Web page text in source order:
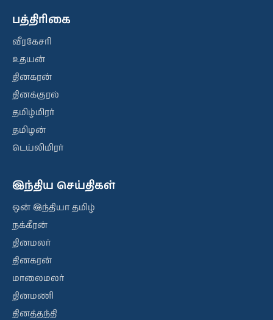
பத்திரிகை
வீரகேசரி
உதயன்
தினகரன்
தினக்குரல்
தமிழ்மிரர்
தமிழன்
டெய்லிமிரர்
இந்திய செய்திகள்
ஒன் இந்தியா தமிழ்
நக்கீரன்
தினமலர்
தினகரன்
மாலைமலர்
தினமணி
தினத்தந்தி